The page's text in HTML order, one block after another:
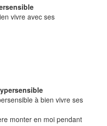
vivre avec ses
à bien vivre ses
monter en moi pendant